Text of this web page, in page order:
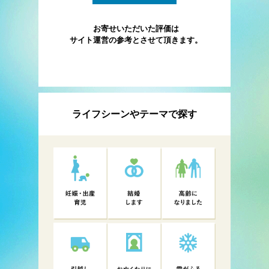
お寄せいただいた評価は
サイト運営の参考とさせて頂きます。
ライフシーンやテーマで探す